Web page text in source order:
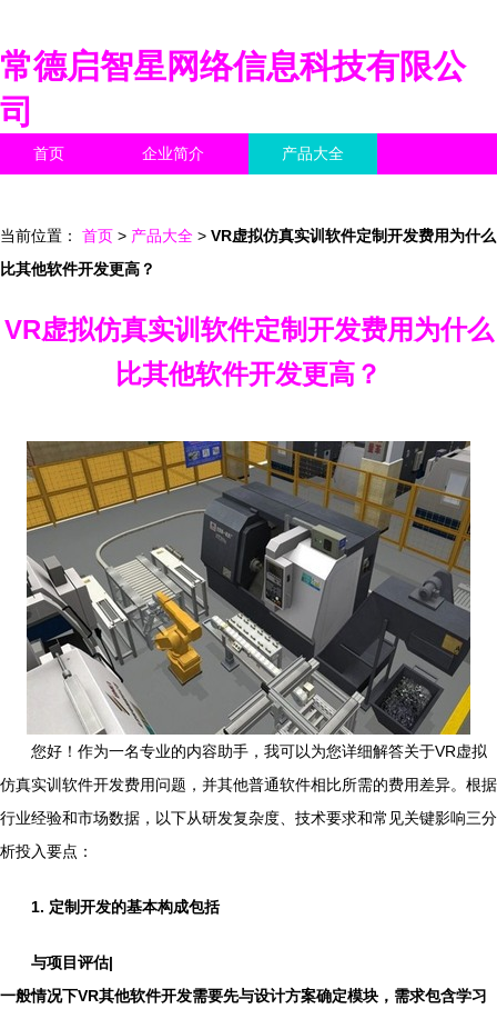
常德启智星网络信息科技有限公
司
首页 企业简介 产品大全
当前位置： 首页 > 产品大全 > VR虚拟仿真实训软件定制开发费用为什么
比其他软件开发更高？
VR虚拟仿真实训软件定制开发费用为什么
比其他软件开发更高？
您好！作为一名专业的内容助手，我可以为您详细解答关于VR虚拟
仿真实训软件开发费用问题，并其他普通软件相比所需的费用差异。根据
行业经验和市场数据，以下从研发复杂度、技术要求和常见关键影响三分
析投入要点：
1. 定制开发的基本构成包括
与项目评估|
一般情况下VR其他软件开发需要先与设计方案确定模块，需求包含学习